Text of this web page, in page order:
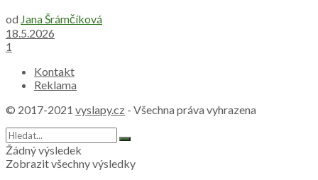
od Jana Šrámčíková
18.5.2026
1
Kontakt
Reklama
© 2017-2021 vyslapy.cz - Všechna práva vyhrazena
Žádný výsledek
Zobrazit všechny výsledky